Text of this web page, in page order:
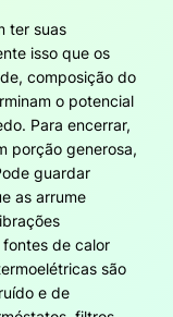
ter suas
isso que os
composição do
o potencial
Para encerrar,
porção generosa,
guardar
as arrume
de calor
são
e de